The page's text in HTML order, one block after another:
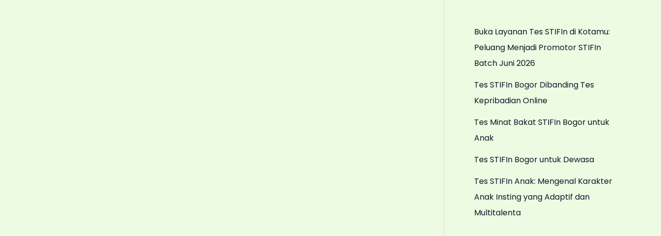
Buka Layanan Tes STIFIn di Kotamu:
Peluang Menjadi Promotor STIFIn
Batch Juni 2026
Tes STIFIn Bogor Dibanding Tes
Kepribadian Online
Tes Minat Bakat STIFIn Bogor untuk
Anak
Tes STIFIn Bogor untuk Dewasa
Tes STIFIn Anak: Mengenal Karakter
Anak Insting yang Adaptif dan
Multitalenta